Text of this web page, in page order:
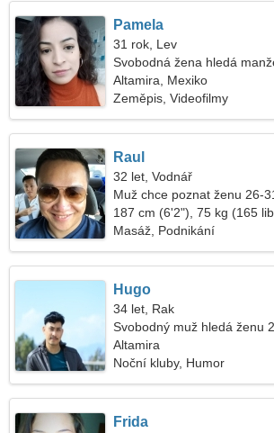
Pamela
31 rok, Lev
Svobodná žena hledá
Altamira, Mexiko
Zeměpis, Videofilmy
Raul
32 let, Vodnář
Muž chce poznat ženu 26-
187 cm (6'2"), 75 kg (165
Masáž, Podnikání
Hugo
34 let, Rak
Svobodný muž hledá ženu
Altamira
Noční kluby, Humor
Frida